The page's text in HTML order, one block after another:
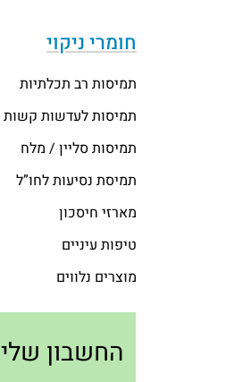
חומרי ניקוי
תמיסות רב תכלתיות
תמיסות לעדשות קשות
תמיסות סליין / מלח
תמיסת נסיעות לחו”ל
מארזי חיסכון
טיפות עיניים
מוצרים נלווים
החשבון שלי